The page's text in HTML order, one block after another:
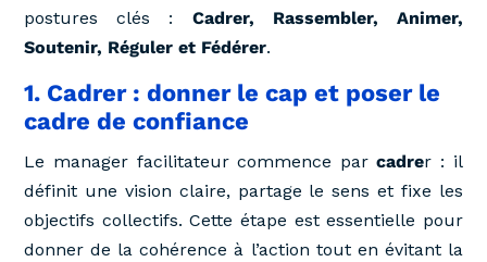
postures clés : Cadrer, Rassembler, Animer,
Soutenir, Réguler et Fédérer.
1. Cadrer : donner le cap et poser le
cadre de confiance
Le manager facilitateur commence parcadrer : il
définit une vision claire, partage le sens et fixe les
objectifs collectifs. Cette étape est essentielle pour
donner de la cohérence à l’action tout en évitant la